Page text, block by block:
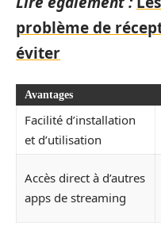
problème de
éviter
Avantages
Facilité d’installation
et d’utilisation
Accès direct à d’autres
apps de streaming